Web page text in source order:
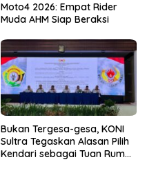
Moto4 2026: Empat Rider
Muda AHM Siap Beraksi
Bukan Tergesa-gesa, KONI
Sultra Tegaskan Alasan Pilih
Kendari sebagai Tuan Rumah